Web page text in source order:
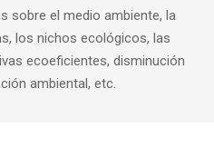
sobre el medio ambiente, la
los nichos ecológicos, las
ecoeficientes, disminución
ambiental, etc.